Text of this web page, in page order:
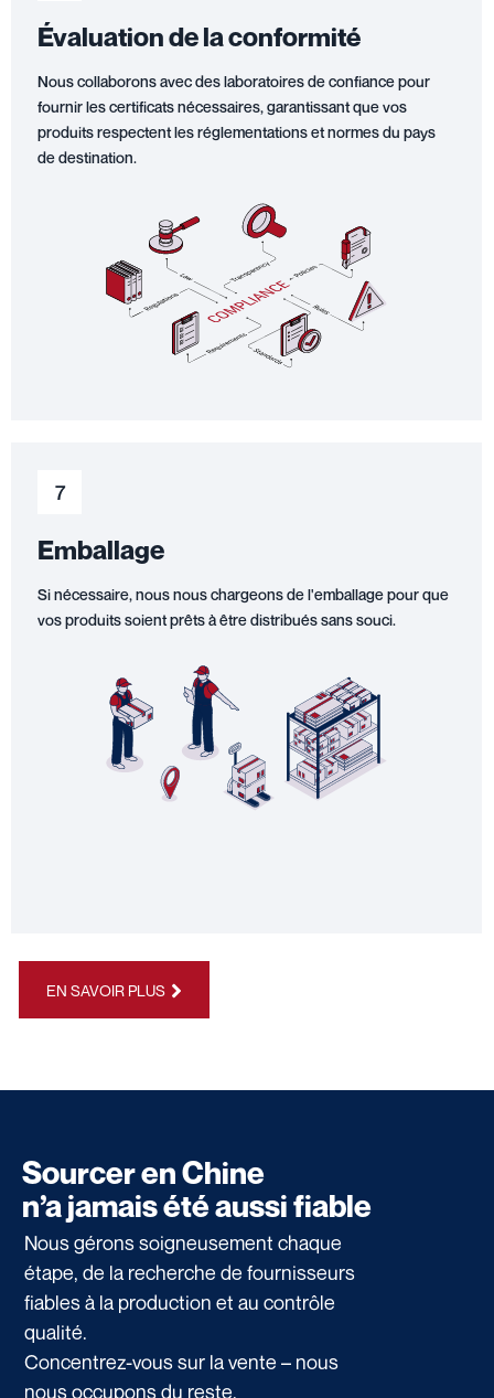
Évaluation de la conformité
Nous collaborons avec des laboratoires de confiance pour
fournir les certificats nécessaires, garantissant que vos
produits respectent les réglementations et normes du pays
de destination.
7
Emballage
Si nécessaire, nous nous chargeons de l'emballage pour que
vos produits soient prêts à être distribués sans souci.
EN SAVOIR PLUS
Sourcer en Chine
n’a jamais été aussi fiable
Nous gérons soigneusement chaque
étape, de la recherche de fournisseurs
fiables à la production et au contrôle
qualité.
Concentrez-vous sur la vente – nous
nous occupons du reste.